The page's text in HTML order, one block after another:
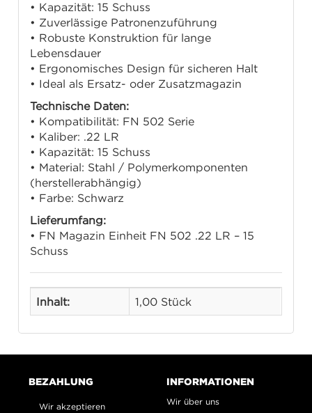
• Kapazität: 15 Schuss
• Zuverlässige Patronenzuführung
• Robuste Konstruktion für lange
Lebensdauer
• Ergonomisches Design für sicheren Halt
• Ideal als Ersatz- oder Zusatzmagazin
Technische Daten:
• Kompatibilität: FN 502 Serie
• Kaliber: .22 LR
• Kapazität: 15 Schuss
• Material: Stahl / Polymerkomponenten
(herstellerabhängig)
• Farbe: Schwarz
Lieferumfang:
• FN Magazin Einheit FN 502 .22 LR – 15
Schuss
Inhalt: 1,00 Stück
BEZAHLUNG
Wir akzeptieren
INFORMATIONEN
Wir über uns